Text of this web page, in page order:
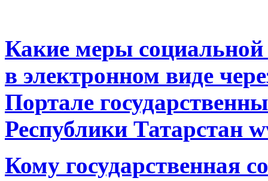
Какие меры
в электронном виде
Портале
Республики Татарстан
Кому государственная